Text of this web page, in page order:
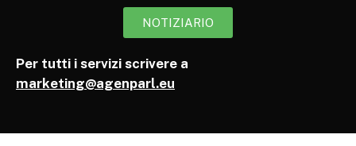
NOTIZIARIO
Per tutti i servizi scrivere a
marketing@agenparl.eu